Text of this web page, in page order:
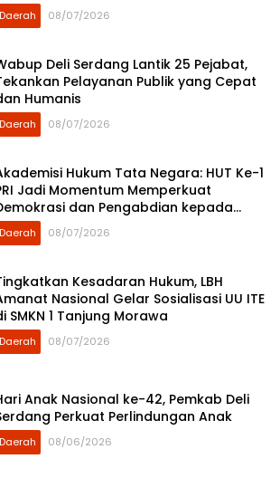
Sumut
Daerah 08/07/2026
Deli Serdang Lantik 25 Pejabat,
Pelayanan Publik yang Cepat
Humanis
Daerah 08/07/2026
Hukum Tata Negara: HUT Ke-1
Jadi Momentum Memperkuat
dan Pengabdian kepada
Daerah 08/07/2026
Kesadaran Hukum, LBH
Nasional Gelar Sosialisasi UU ITE
SMKN 1 Tanjung Morawa
Daerah 08/07/2026
Anak Nasional ke-42, Pemkab Deli
Perkuat Perlindungan Anak
Daerah 08/06/2026